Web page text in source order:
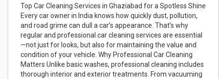
Top Car Cleaning Services in Ghaziabad for a Spotless Shine
Every car owner in India knows how quickly dust, pollution,
and road grime can dull a car’s appearance. That’s why
regular and professional car cleaning services are essential
—not just for looks, but also for maintaining the value and
condition of your vehicle. Why Professional Car Cleaning
Matters Unlike basic washes, professional cleaning includes
thorough interior and exterior treatments. From vacuuming